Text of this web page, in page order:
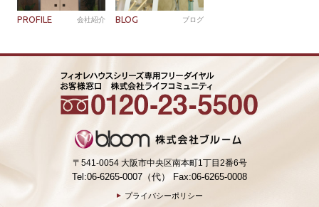
PROFILE 会社紹介 BLOG ブログ
〒541-0054 大阪市中央区南本町1丁目2番6号
Tel:06-6265-0007（代） Fax:06-6265-0008
プライバシーポリシー